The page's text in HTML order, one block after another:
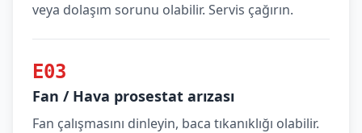
veya dolaşım sorunu olabilir. Servis çağırın.
E03
Fan / Hava prosestat arızası
Fan çalışmasını dinleyin, baca tıkanıklığı olabilir.